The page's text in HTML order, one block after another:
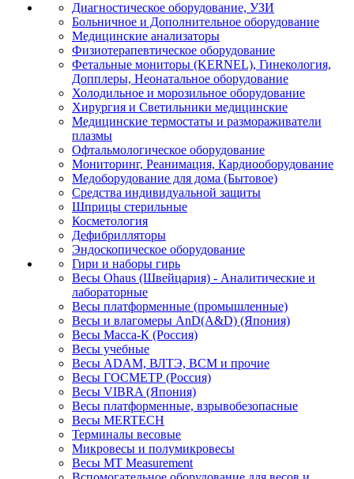
Диагностическое оборудование, УЗИ
Больничное и Дополнительное оборудование
Медицинские анализаторы
Физиотерапевтическое оборудование
Фетальные мониторы (KERNEL), Гинекология,
Допплеры, Неонатальное оборудование
Холодильное и морозильное оборудование
Хирургия и Светильники медицинские
Медицинские термостаты и размораживатели
плазмы
Офтальмологическое оборудование
Мониторинг, Реанимация, Кардиооборудование
Медоборудование для дома (Бытовое)
Средства индивидуальной защиты
Шприцы стерильные
Косметология
Дефибрилляторы
Эндоскопическое оборудование
Гири и наборы гирь
Весы Ohaus (Швейцария) - Аналитические и
лабораторные
Весы платформенные (промышленные)
Весы и влагомеры AnD(A&D) (Япония)
Весы Масса-К (Россия)
Весы учебные
Весы ADAM, ВЛТЭ, BCM и прочие
Весы ГОСМЕТР (Россия)
Весы VIBRA (Япония)
Весы платформенные, взрывобезопасные
Весы MERTECH
Терминалы весовые
Микровесы и полумикровесы
Весы MT Measurement